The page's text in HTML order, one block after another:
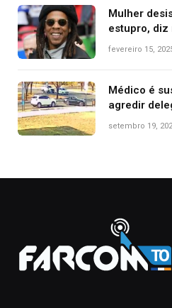
Mulher
estupro, diz
fevereiro 15,
Médico é
agredir
durante
setembro 19,